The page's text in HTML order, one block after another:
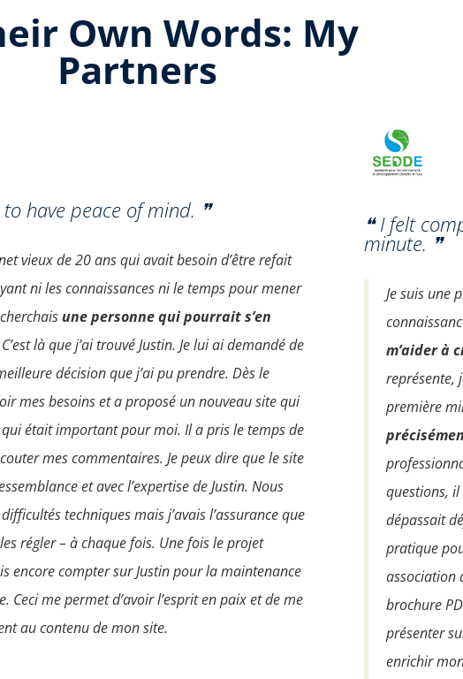
Own Words: My
Partners
to have peace of mind. ❞
vieux de 20 ans qui avait besoin d’être refait
ni les connaissances ni le temps pour mener
une personne qui pourrait s’en
là que j’ai trouvé Justin. Je lui ai demandé de
décision que j’ai pu prendre. Dès le
mes besoins et a proposé un nouveau site qui
était important pour moi. Il a pris le temps de
mes commentaires. Je peux dire que le site
et avec l’expertise de Justin. Nous
techniques mais j’avais l’assurance que
régler – à chaque fois. Une fois le projet
encore compter sur Justin pour la maintenance
Ceci me permet d’avoir l’esprit en paix et de me
au contenu de mon site.
❝ I felt
minute. ❞
Je suis une
m’aider à
représente,
première
questions,
dépassait
pratique
association
brochure
présenter
enrichir